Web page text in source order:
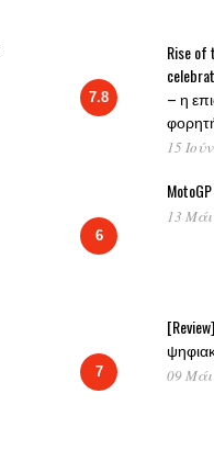
7.8
Rise of
– η
15
6
13
7 09 Μάι